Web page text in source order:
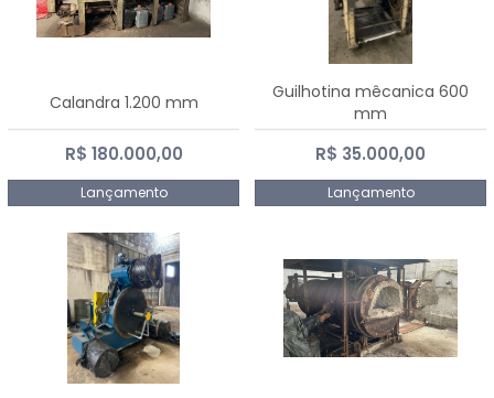
Calandra 1.200 mm
R$ 180.000,00
Lançamento
Guilhotina mêcanica 600
mm
R$ 35.000,00
Lançamento